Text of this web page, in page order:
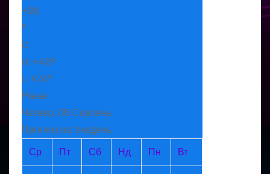
+36
°
C
H: +40°
L: +24°
Рівне
Четвер, 06 Серпень
Прогноз на тиждень
Ср
Пт Сб Нд Пн Вт